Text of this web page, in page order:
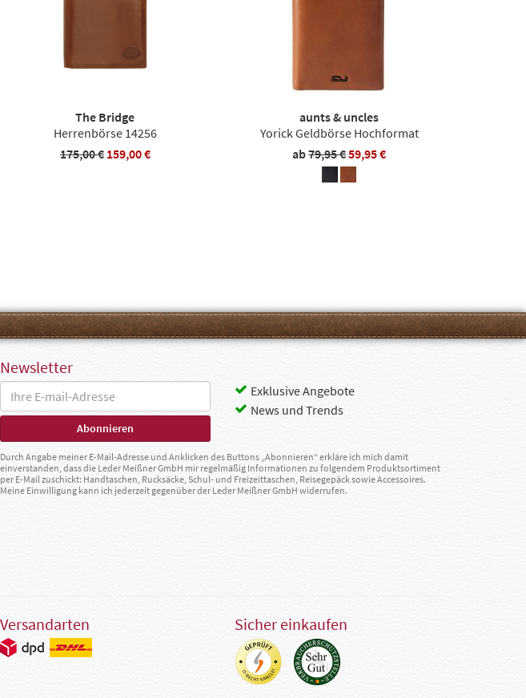
The Bridge
Herrenbörse 14256
175,00 € 159,00 €
aunts & uncles
Yorick Geldbörse Hochformat
ab79,95 €59,95 €
Newsletter
Exklusive Angebote
News und Trends
Durch Angabe meiner E-Mail-Adresse und Anklicken des Buttons „Abonnieren“ erkläre ich mich damit
einverstanden, dass die Leder Meißner GmbH mir regelmäßig Informationen zu folgendem Produktsortiment
per E-Mail zuschickt: Handtaschen, Rucksäcke, Schul- und Freizeittaschen, Reisegepäck sowie Accessoires.
Meine Einwilligung kann ich jederzeit gegenüber der Leder Meißner GmbH widerrufen.
Versandarten Sicher einkaufen